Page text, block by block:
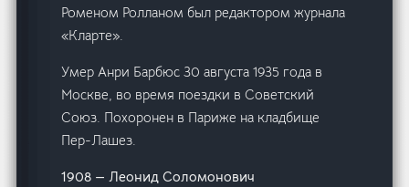
Роменом Ролланом был редактором журнала
«Кларте».
Умер Анри Барбюс 30 августа 1935 года в
Москве, во время поездки в Советский
Союз. Похоронен в Париже на кладбище
Пер-Лашез.
1908 — Леонид Соломонович